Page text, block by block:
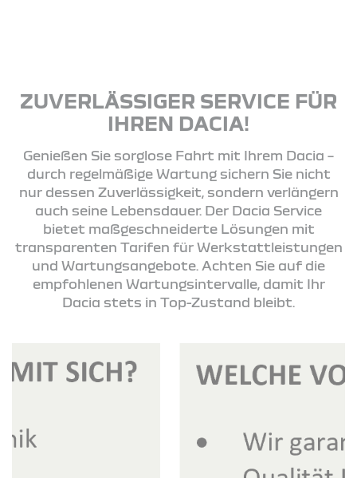
ZUVERLÄSSIGER SERVICE FÜR
IHREN DACIA!
Genießen Sie sorglose Fahrt mit Ihrem Dacia –
durch regelmäßige Wartung sichern Sie nicht
nur dessen Zuverlässigkeit, sondern verlängern
auch seine Lebensdauer. Der Dacia Service
bietet maßgeschneiderte Lösungen mit
transparenten Tarifen für Werkstattleistungen
und Wartungsangebote. Achten Sie auf die
empfohlenen Wartungsintervalle, damit Ihr
Dacia stets in Top-Zustand bleibt.